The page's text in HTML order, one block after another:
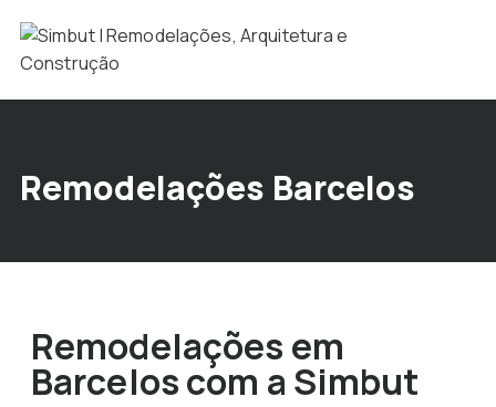
Remodelações Barcelos
Remodelações em
Barcelos com a Simbut